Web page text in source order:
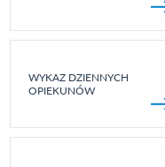
WYKAZ DZIENNYCH
OPIEKUNÓW